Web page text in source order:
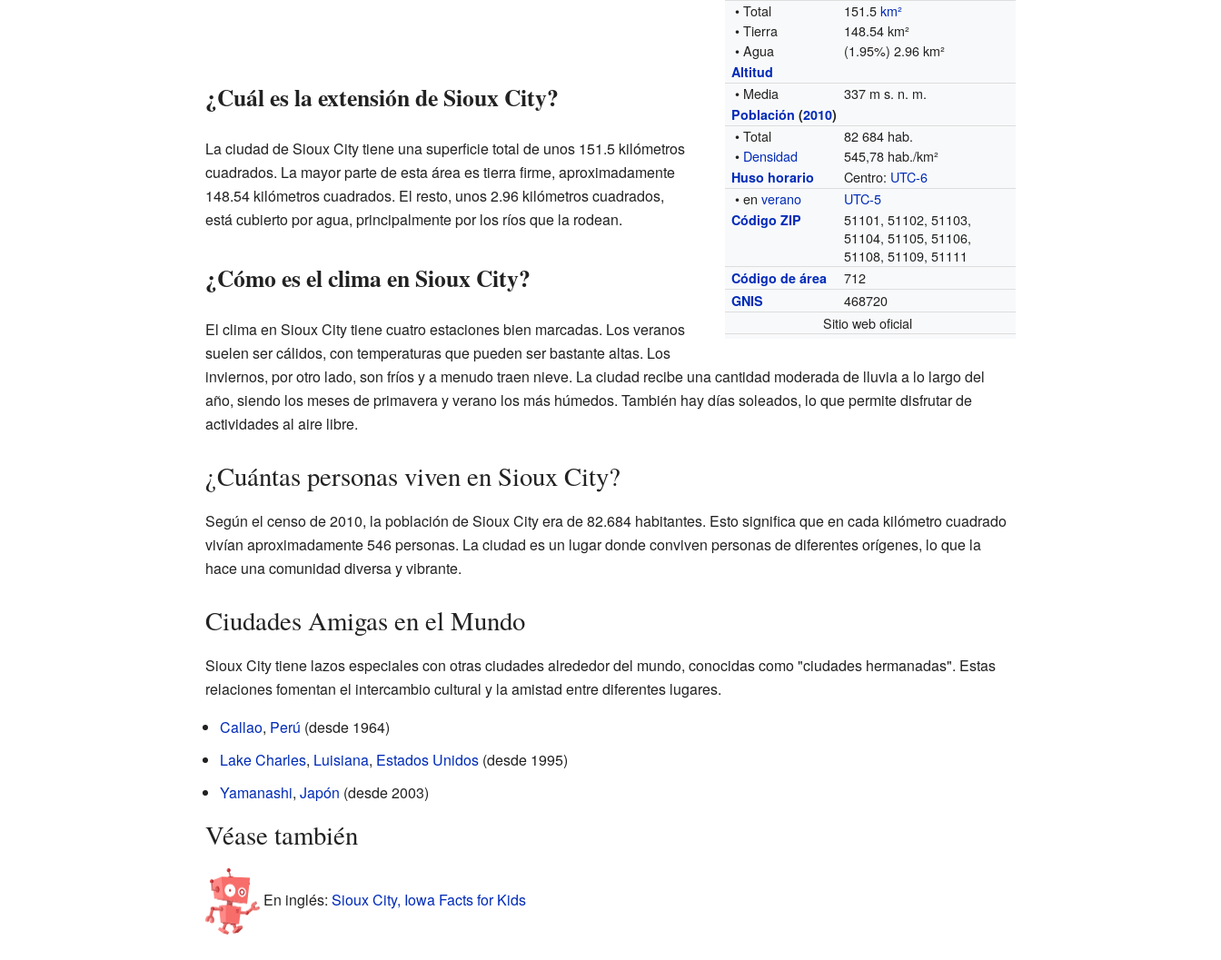
• Total 151.5km²
• Tierra
148.54 km²
• Agua
(1.95%) 2.96 km²
Altitud
• Media 337 m s. n. m.
Población (2010)
• Total
82 684 hab.
• Densidad 545,78 hab./km²
Huso horario Centro: UTC-6
• enverano UTC-5
Código ZIP
51101, 51102, 51103,
51104, 51105, 51106,
51108, 51109, 51111
Código de área 712
GNIS
468720
Sitio web oficial
¿Cuál es la extensión de Sioux City?
La ciudad de Sioux City tiene una superficie total de unos 151.5 kilómetros
cuadrados. La mayor parte de esta área es tierra firme, aproximadamente
148.54 kilómetros cuadrados. El resto, unos 2.96 kilómetros cuadrados,
está cubierto por agua, principalmente por los ríos que la rodean.
¿Cómo es el clima en Sioux City?
El clima en Sioux City tiene cuatro estaciones bien marcadas. Los veranos
suelen ser cálidos, con temperaturas que pueden ser bastante altas. Los
inviernos, por otro lado, son fríos y a menudo traen nieve. La ciudad recibe una cantidad moderada de lluvia a lo largo del
año, siendo los meses de primavera y verano los más húmedos. También hay días soleados, lo que permite disfrutar de
actividades al aire libre.
¿Cuántas personas viven en Sioux City?
Según el censo de 2010, la población de Sioux City era de 82.684 habitantes. Esto significa que en cada kilómetro cuadrado
vivían aproximadamente 546 personas. La ciudad es un lugar donde conviven personas de diferentes orígenes, lo que la
hace una comunidad diversa y vibrante.
Ciudades Amigas en el Mundo
Sioux City tiene lazos especiales con otras ciudades alrededor del mundo, conocidas como "ciudades hermanadas". Estas
relaciones fomentan el intercambio cultural y la amistad entre diferentes lugares.
Callao, Perú (desde 1964)
Lake Charles, Luisiana, Estados Unidos(desde 1995)
Yamanashi, Japón (desde 2003)
Véase también
En inglés: Sioux City, Iowa Facts for Kids